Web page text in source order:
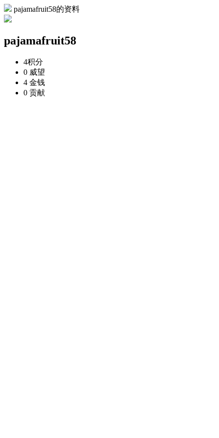
pajamafruit58的资料
pajamafruit58
4积分
0 威望
4 金钱
0 贡献